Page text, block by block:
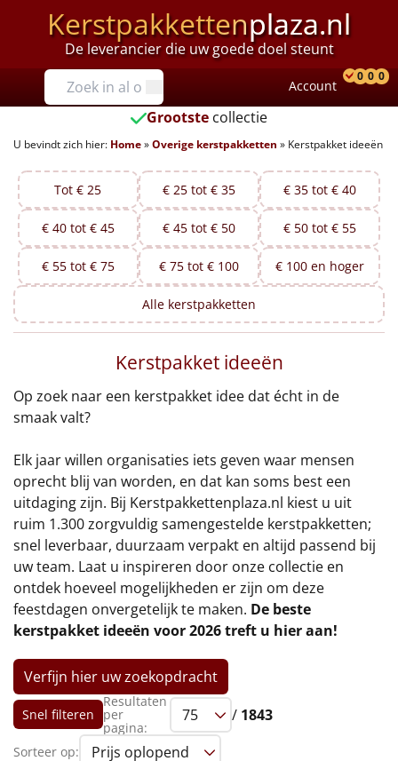
Kerstpakkettenplaza.nl
De leverancier die uw goede doel steunt
Prijzen
Tot €25
€25 tot €35
€35 tot €40
€40 tot €45
€45 tot €50
€50 tot €55
€75 tot €100
Alle kerstpakketten 2026
Thema
Origineel
Rituals
Luxe
Mannen
Vrouwen
Account
0 0 0
Grootste collectie
U bevindt zich hier: Home»Overige kerstpakketten » Kerstpakket ideeën
Tot € 25 € 25 tot € 35 € 35 tot € 40
€ 40 tot € 45 € 45 tot € 50 € 50 tot € 55
€ 55 tot € 75 € 75 tot € 100 € 100 en hoger
Alle kerstpakketten
Kerstpakket ideeën
Op zoek naar een kerstpakket idee dat écht in de
smaak valt?
Elk jaar willen organisaties iets geven waar mensen
oprecht blij van worden, en dat kan soms best een
uitdaging zijn. Bij Kerstpakkettenplaza.nl kiest u uit
ruim 1.300 zorgvuldig samengestelde kerstpakketten;
snel leverbaar, duurzaam verpakt en altijd passend bij
uw team. Laat u inspireren door onze collectie en
ontdek hoeveel mogelijkheden er zijn om deze
feestdagen onvergetelijk te maken. De beste
kerstpakket ideeën voor 2026 treft u hier aan!
Verfijn hier uw zoekopdracht
Snel filteren
Resultaten
per
pagina:
/ 1843
Sorteer op: